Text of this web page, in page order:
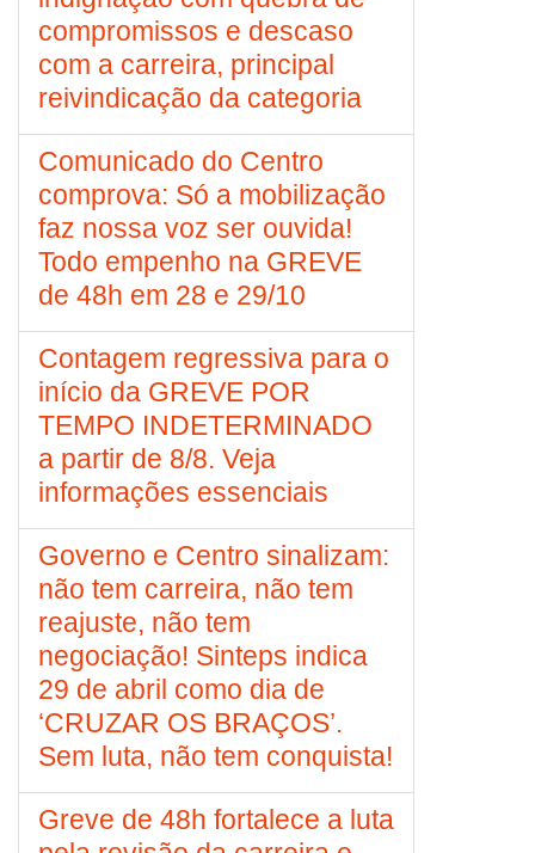
compromissos e descaso
com a carreira, principal
reivindicação da categoria
Comunicado do Centro
comprova: Só a mobilização
faz nossa voz ser ouvida!
Todo empenho na GREVE
de 48h em 28 e 29/10
Contagem regressiva para o
início da GREVE POR
TEMPO INDETERMINADO
a partir de 8/8. Veja
informações essenciais
Governo e Centro sinalizam:
não tem carreira, não tem
reajuste, não tem
negociação! Sinteps indica
29 de abril como dia de
‘CRUZAR OS BRAÇOS’.
Sem luta, não tem conquista!
Greve de 48h fortalece a luta